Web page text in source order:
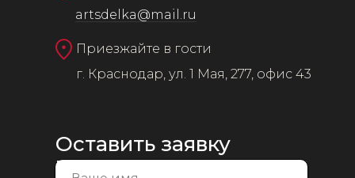
Оставить заявку
на консультацию
artsdelka@mail.ru
Приезжайте в гости
г. Краснодар, ул. 1 Мая, 277, офис 43